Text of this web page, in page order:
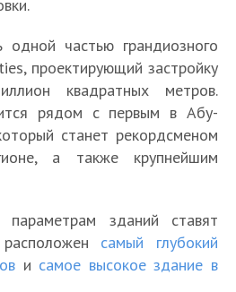
частью грандиозного
проектирующий застройку
квадратных метров.
рядом с первым в Абу-
станет рекордсменом
а также крупнейшим
зданий ставят
самый глубокий
и самое высокое здание в